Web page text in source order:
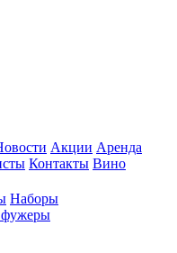
Акции Аренда
Контакты Вино
Наборы